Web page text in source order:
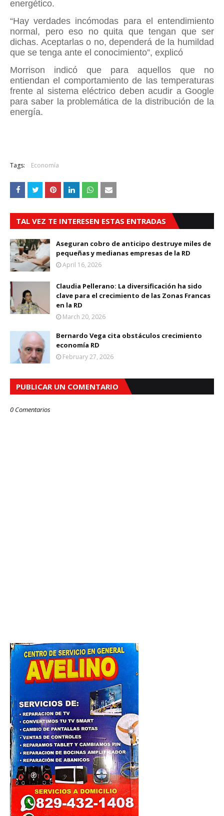
energético.
“Hay verdades incómodas para el entendimiento
normal, pero eso no quita que tengan que ser
dichas. Aceptarlas o no, dependerá de la humildad
que se tenga ante el conocimiento”, explicó
Morrison indicó que para aquellos que no
entiendan el comportamiento de las temperaturas
frente al sistema eléctrico deben acudir a Google
para saber la problemática de la distribución de la
energía.
Tags: Economía
TAL VEZ TE INTERESEN ESTAS ENTRADAS
Aseguran cobro de anticipo destruye miles de
pequeñas y medianas empresas de la RD
April 16, 2026
Claudia Pellerano: La diversificación ha sido
clave para el crecimiento de las Zonas Francas
en la RD
March 20, 2026
Bernardo Vega cita obstáculos crecimiento
economía RD
February 27, 2026
PUBLICAR UN COMENTARIO
0 Comentarios